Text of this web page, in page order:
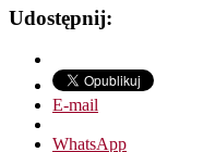
Udostępnij:
E-mail
WhatsApp